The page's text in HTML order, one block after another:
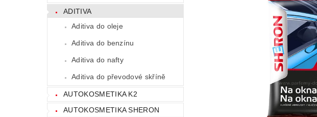
ADITIVA
Aditiva do oleje
Aditiva do benzínu
Aditiva do nafty
Aditiva do převodové skříně
AUTOKOSMETIKA K2
AUTOKOSMETIKA SHERON